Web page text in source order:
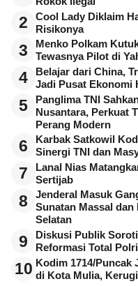
2
Cool Lady Diklaim
Risikonya
3
Menko Polkam
Tewasnya Pilot di
4
Belajar dari China,
Jadi Pusat Ekonomi
5
Panglima TNI
Nusantara, Perkuat
Perang Modern
6
Karbak Satkowil
Sinergi TNI dan
7
Lanal Nias
Sertijab
8
Jenderal Masuk
Sunatan Massal dan
Selatan
9
Diskusi Publik
Reformasi Total Polri
10 Kodim 1714/Puncak
di Kota Mulia,